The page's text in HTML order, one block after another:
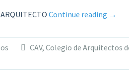
Continue reading «Día
Por
→
CAV, Colegio de Arquitectos